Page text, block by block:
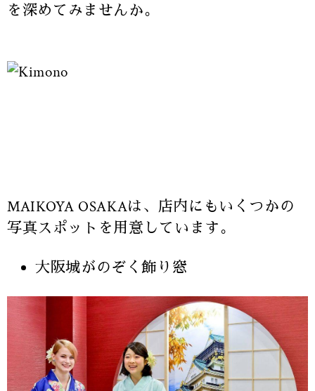
を深めてみませんか。
MAIKOYA OSAKAは、店内にもいくつかの
写真スポットを用意しています。
大阪城がのぞく飾り窓